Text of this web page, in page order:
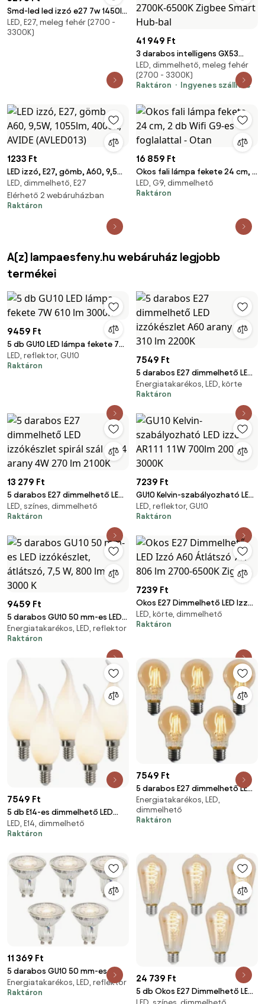
Smd-led led izzó e27 7w 1450lm
ip20
LED, E27, meleg fehér (2700 -
3300K)
41 949 Ft
3 darabos intelligens GX53
dimmelhető LED izzókészlet 9W
806LM 2700K-6500K Zigbee
Smart Hub-bal
LED, dimmelhető, meleg fehér
(2700 - 3300K)
Raktáron
Ingyenes szállítás
1233 Ft
LED izzó, E27, gömb, A60, 9,5W,
1055lm, 4000K, AVIDE (AVLED013)
LED, dimmelhető, E27
Elérhető 2 webáruházban
Raktáron
16 859 Ft
Okos fali lámpa fekete 24 cm, 2
db Wifi G9-es foglalattal -
Otan
LED, G9, dimmelhető
Raktáron
A(z) lampaesfeny.hu webáruház legjobb
termékei
9459 Ft
5 db GU10 LED lámpa fekete 7W
610 lm 3000K
LED, reflektor, GU10
Raktáron
7549 Ft
5 darabos E27 dimmelhető LED
izzókészlet A60 arany 3W 310
lm 2200K
Energiatakarékos, LED, körte
Raktáron
13 279 Ft
5 darabos E27 dimmelhető LED
izzókészlet spirál szál ST64
arany 4W 270 lm 2100K
LED, színes, dimmelhető
Raktáron
7239 Ft
GU10 Kelvin-szabályozható LED
izzó AR111 11W 700lm 2000-
3000K
LED, reflektor, GU10
Raktáron
9459 Ft
5 darabos GU10 50 mm-es LED
izzókészlet, átlátszó, 7,5 W,
800 lm, 3000 K
Energiatakarékos, LED, reflektor
Raktáron
7239 Ft
Okos E27 Dimmelhető LED Izzó
A60 Átlátszó 7W 806 lm 2700-
6500K Zigbee
LED, körte, dimmelhető
Raktáron
7549 Ft
5 db E14-es dimmelhető LED
izzószál gyertyalámpa F35
matt 3W készlet
LED, E14, dimmelhető
Raktáron
7549 Ft
5 darabos E27 dimmelhető LED
izzókészlet A60 arany 4W 420
lm 2200K
Energiatakarékos, LED,
dimmelhető
Raktáron
11 369 Ft
5 darabos GU10 50 mm-es,
Kelvin szerint szabályozható
LED izzókészlet, átlátszó, 4,9
Energiatakarékos, LED, reflektor
Raktáron
24 739 Ft
5 db Okos E27 Dimmelhető LED